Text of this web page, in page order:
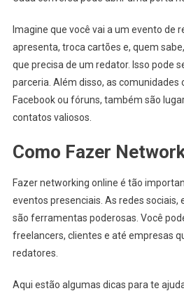
Imagine que você vai a um evento de
apresenta, troca cartões e, quem
que precisa de um redator. Isso pode
parceria. Além disso, as comunidades
Facebook ou fóruns, também são
contatos valiosos.
Como Fazer
Fazer networking online é tão
eventos presenciais. As redes sociais,
são ferramentas poderosas. Você
freelancers, clientes e até empresas
redatores.
Aqui estão algumas dicas para te